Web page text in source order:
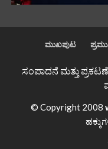
ಮುಖಪುಟ
ಸಂಪಾದನೆ ಮತ್ತು
© Copyright 2008